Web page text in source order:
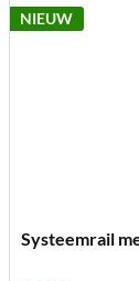
NIEUW
Systeemrail